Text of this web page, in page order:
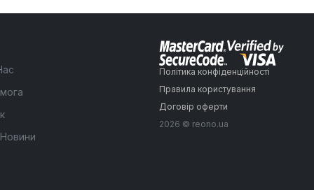
Політика конфіденційності
Правила користування
Договір оферти
2026 © reono.ua